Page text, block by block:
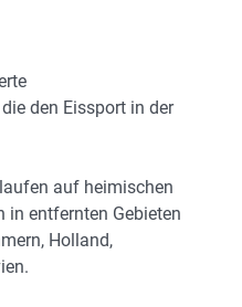
den Eissport in der
auf heimischen
in entfernten Gebieten
Holland,